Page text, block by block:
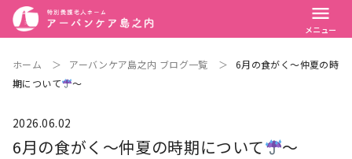
menu
メニュー
ホーム ＞ アーバンケア島之内 ブログ一覧 ＞
6月の食がく～仲夏の時
期について
～
2026.06.02
6月の食がく～仲夏の時期について ～